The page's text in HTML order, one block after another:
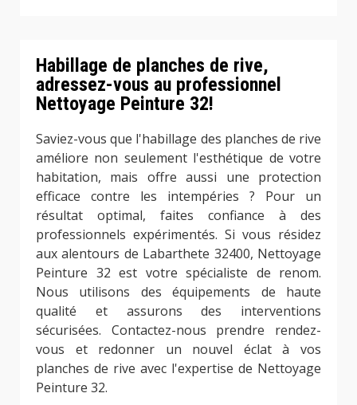
Habillage de planches de rive,
adressez-vous au professionnel
Nettoyage Peinture 32!
Saviez-vous que l'habillage des planches de rive
améliore non seulement l'esthétique de votre
habitation, mais offre aussi une protection
efficace contre les intempéries ? Pour un
résultat optimal, faites confiance à des
professionnels expérimentés. Si vous résidez
aux alentours de Labarthete 32400, Nettoyage
Peinture 32 est votre spécialiste de renom.
Nous utilisons des équipements de haute
qualité et assurons des interventions
sécurisées. Contactez-nous prendre rendez-
vous et redonner un nouvel éclat à vos
planches de rive avec l'expertise de Nettoyage
Peinture 32.